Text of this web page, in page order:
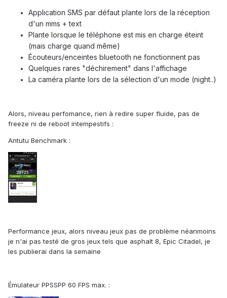
Application SMS par défaut plante lors de la réception
d'un mms + text
Plante lorsque le téléphone est mis en charge éteint
(mais charge quand même)
Écouteurs/enceintes bluetooth ne fonctionnent pas
Quelques rares "déchirement" dans l'affichage
La caméra plante lors de la sélection d'un mode (night..)
Alors, niveau perfomance, rien à redire super fluide, pas de
freeze ni de reboot intempestifs :
Antutu Benchmark :
Performance jeux, alors niveau jeux pas de problème néanmoins
je n'ai pas testé de gros jeux tels que asphalt 8, Epic Citadel, je
les publierai dans la semaine
Émulateur PPSSPP 60 FPS max. :